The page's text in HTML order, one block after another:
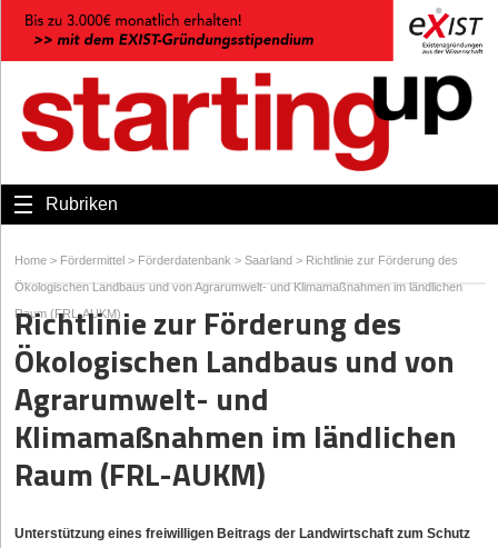
Rubriken
Home > Fördermittel > Förderdatenbank > Saarland > Richtlinie zur Förderung des
Ökologischen Landbaus und von Agrarumwelt- und Klimamaßnahmen im ländlichen
Raum (FRL-AUKM)
Richtlinie zur Förderung des
Ökologischen Landbaus und von
Agrarumwelt- und
Klimamaßnahmen im ländlichen
Raum (FRL-AUKM)
Unterstützung eines freiwilligen Beitrags der Landwirtschaft zum Schutz